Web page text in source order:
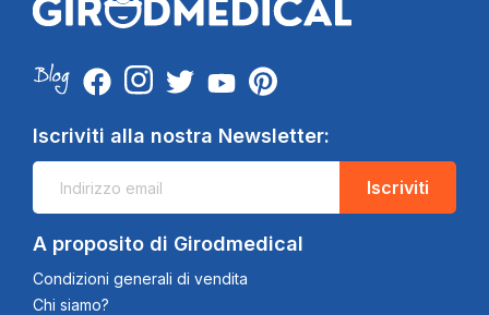
Iscriviti alla nostra Newsletter:
Iscriviti
A proposito di Girodmedical
Condizioni generali di vendita
Chi siamo?